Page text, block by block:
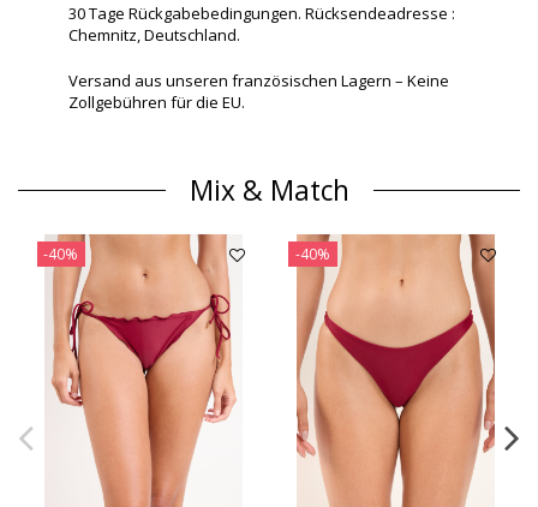
30 Tage Rückgabebedingungen. Rücksendeadresse :
Chemnitz, Deutschland.
Versand aus unseren französischen Lagern – Keine
Zollgebühren für die EU.
Mix & Match
-40% -40%